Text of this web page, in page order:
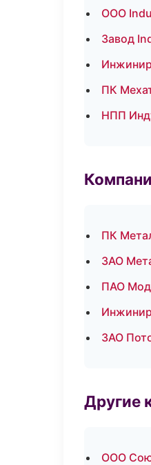
ООО
Завод
ПК
НПП
ПК
ЗАО
ПАО
ЗАО
Другие
ООО